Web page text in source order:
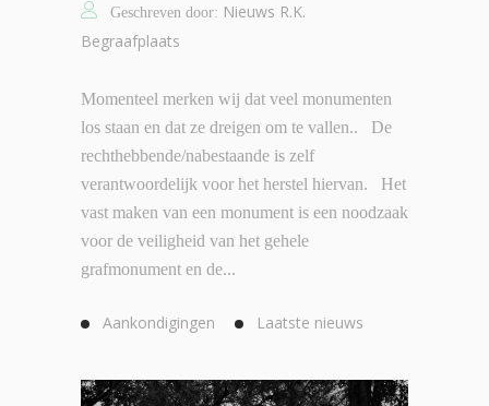
Geschreven door: Nieuws R.K.
Begraafplaats
Momenteel merken wij dat veel monumenten
los staan en dat ze dreigen om te vallen.. De
rechthebbende/nabestaande is zelf
verantwoordelijk voor het herstel hiervan. Het
vast maken van een monument is een noodzaak
voor de veiligheid van het gehele
grafmonument en de...
Aankondigingen Laatste nieuws